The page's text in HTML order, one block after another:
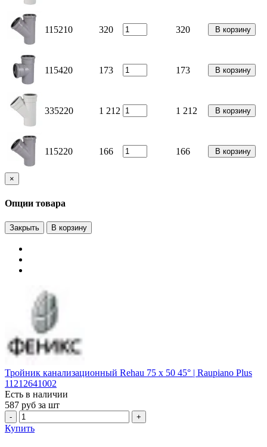
115210 320 320 В корзину
115420 173 173 В корзину
335220 1 212 1 212 В корзину
115220 166 166 В корзину
×
Опции товара
Закрыть В корзину
Тройник канализационный Rehau 75 х 50 45° | Raupiano Plus
11212641002
Есть в наличии
587 руб за шт
- +
Купить